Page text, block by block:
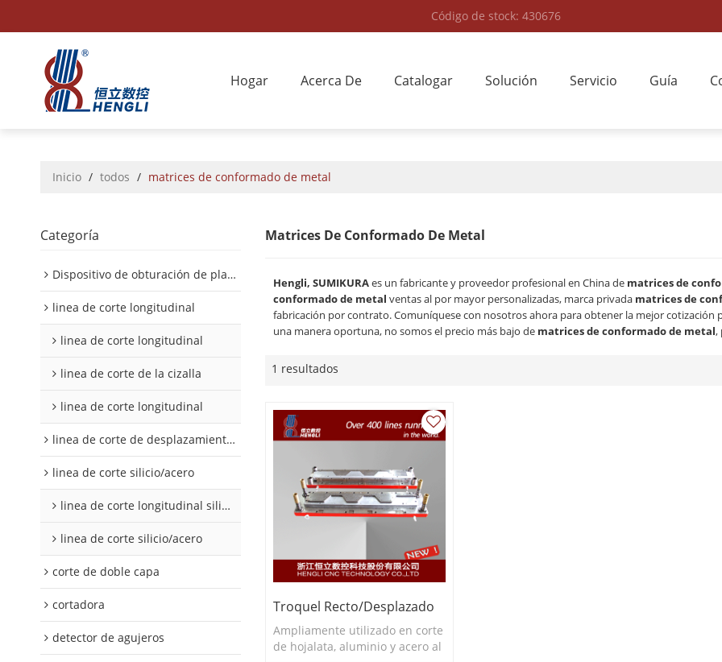
Código de stock: 430676
Hogar Acerca De Catalogar Solución Servicio Guía
Inicio / todos / matrices de conformado de metal
Categoría
Dispositivo de obturación de placa interior/exterior de automóvil
linea de corte longitudinal
linea de corte longitudinal
linea de corte de la cizalla
linea de corte longitudinal
linea de corte de desplazamiento de hojalata y aluminio
linea de corte silicio/acero
linea de corte longitudinal silicio acero
linea de corte silicio/acero
corte de doble capa
cortadora
detector de agujeros
Matrices De Conformado De Metal
Hengli, SUMIKURAes un fabricante y proveedor profesional en China de matrices de
conformado de metal ventas al por mayor personalizadas, marca privada matrices de
fabricación por contrato. Comuníquese con nosotros ahora para obtener la mejor cotización
una manera oportuna, no somos el precio más bajo de matrices de conformado de metal,
1 resultados
Troquel Recto/desplazado
Ampliamente utilizado en corte
de hojalata, aluminio y acero al